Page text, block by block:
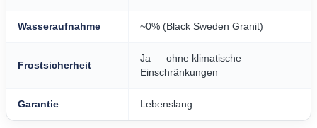
Wasseraufnahme ~0% (Black Sweden Granit)
Frostsicherheit
Ja — ohne klimatische
Einschränkungen
Garantie Lebenslang